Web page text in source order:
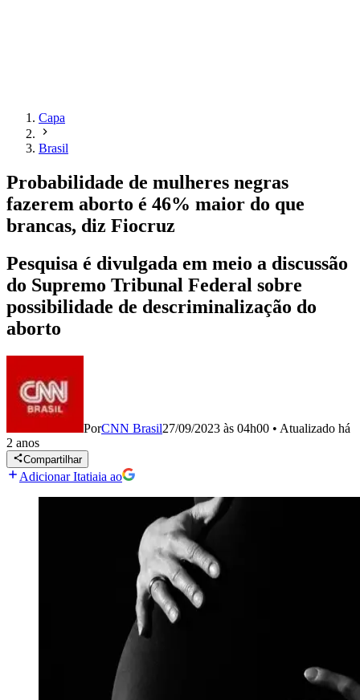
Capa
Brasil
Probabilidade de mulheres negras
fazerem aborto é 46% maior do que
brancas, diz Fiocruz
Pesquisa é divulgada em meio a discussão
do Supremo Tribunal Federal sobre
possibilidade de descriminalização do
aborto
PorCNN Brasil27/09/2023 às 04h00 • Atualizado há
2 anos
Compartilhar
Adicionar Itatiaia ao